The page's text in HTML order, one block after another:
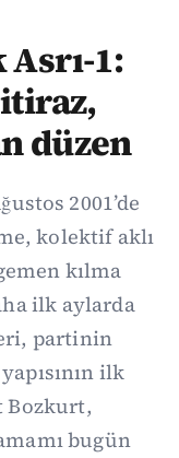
1:
düzen
2001’de
kolektif aklı
kılma
ilk aylarda
partinin
ilk
Bozkurt,
bugün